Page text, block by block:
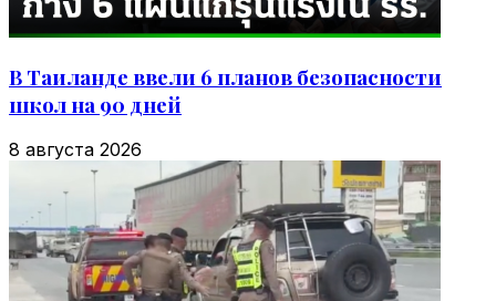
В Таиланде ввели 6 планов безопасности
школ на 90 дней
8 августа 2026